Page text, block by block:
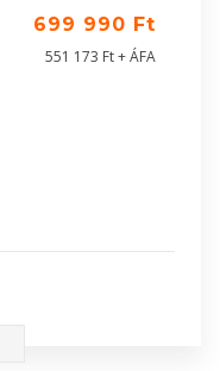
699 990 Ft
551 173 Ft + ÁFA